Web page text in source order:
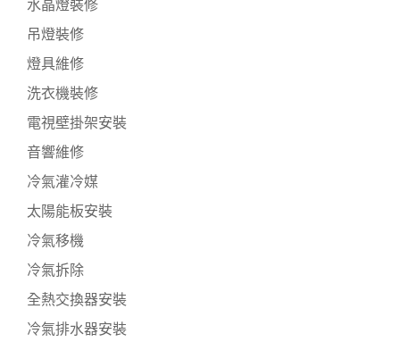
水晶燈裝修
吊燈裝修
燈具維修
洗衣機裝修
電視壁掛架安裝
音響維修
冷氣灌冷媒
太陽能板安裝
冷氣移機
冷氣拆除
全熱交換器安裝
冷氣排水器安裝